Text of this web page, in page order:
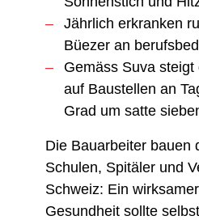
Jährlich erkranken
Büezer an
Gemäss Suva
auf Baustellen an
Grad um satte
Die Bauarbeiter bauen
Schulen, Spitäler und
Schweiz: Ein
Gesundheit sollte